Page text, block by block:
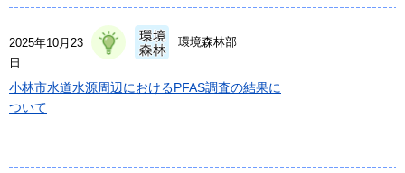
2025年10月23
日
環境森林部
小林市水道水源周辺におけるPFAS調査の結果に
ついて